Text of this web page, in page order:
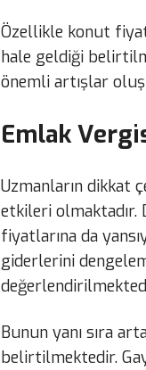
Özellikle konut
hale geldiği
önemli artışlar
Emlak
Uzmanların dikkat
etkileri olmaktadır.
fiyatlarına da
giderlerini
Bunun yanı sıra
belirtilmektedir.